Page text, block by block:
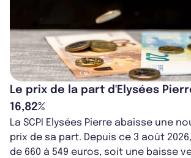
Le prix de la part d'Elysées
16,82%
La SCPI Elysées Pierre abaisse une
prix de sa part. Depuis ce 3 août
de 660 à 549 euros, soit une baisse